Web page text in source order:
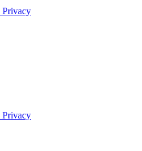
Privacy
Privacy